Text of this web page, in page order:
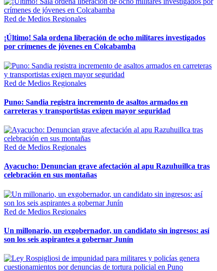
Red de Medios Regionales
¡Último! Sala ordena liberación de ocho militares investigados
por crímenes de jóvenes en Colcabamba
Red de Medios Regionales
Puno: Sandia registra incremento de asaltos armados en
carreteras y transportistas exigen mayor seguridad
Red de Medios Regionales
Ayacucho: Denuncian grave afectación al apu Razuhuillca tras
celebración en sus montañas
Red de Medios Regionales
Un millonario, un exgobernador, un candidato sin ingresos: así
son los seis aspirantes a gobernar Junín